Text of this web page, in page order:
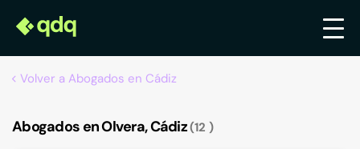
Volver a Abogados en Cádiz
Abogados en Olvera, Cádiz 12